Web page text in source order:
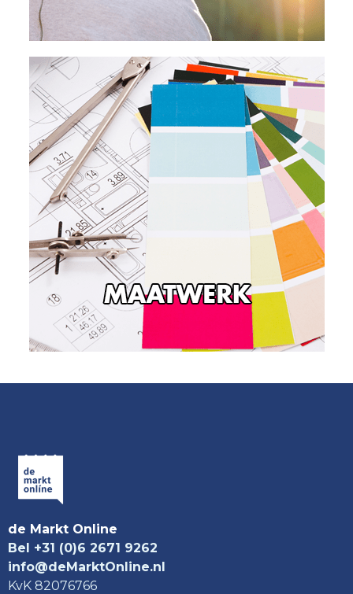
de Markt Online
Bel +31 (0)6 2671 9262
info@deMarktOnline.nl
KvK 82076766